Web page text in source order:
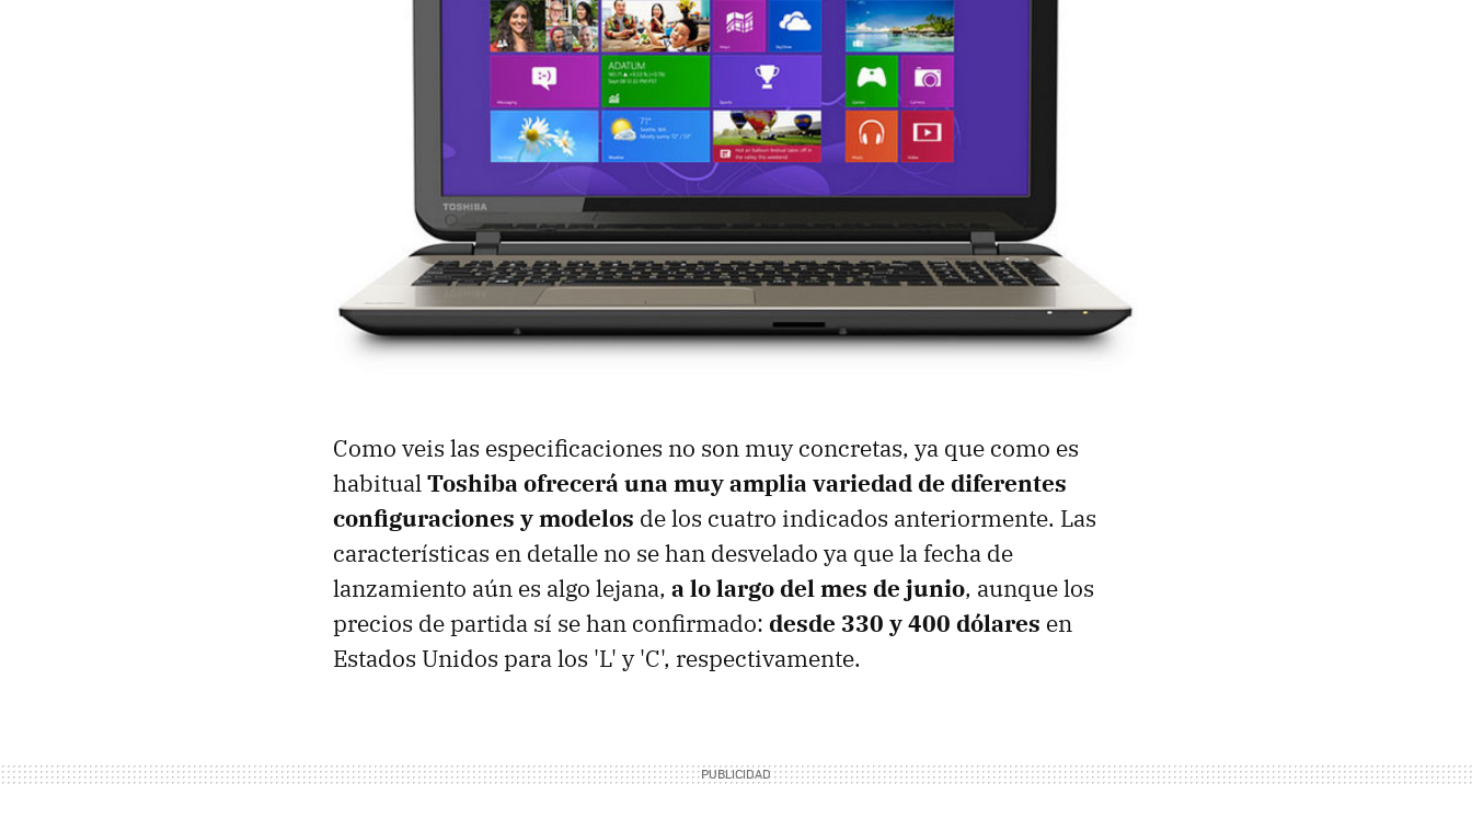
Como veis las especificaciones no son muy concretas, ya que como es
habitualToshiba ofrecerá una muy amplia variedad de diferentes
configuraciones y modelos de los cuatro indicados anteriormente. Las
características en detalle no se han desvelado ya que la fecha de
lanzamiento aún es algo lejana, a lo largo del mes de junio, aunque los
precios de partida sí se han confirmado: desde 330 y 400 dólares en
Estados Unidos para los 'L' y 'C', respectivamente.